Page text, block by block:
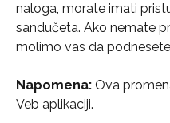
naloga, morate imati
sandučeta. Ako nemate
molimo vas da
Napomena: Ova
Veb aplikaciji.